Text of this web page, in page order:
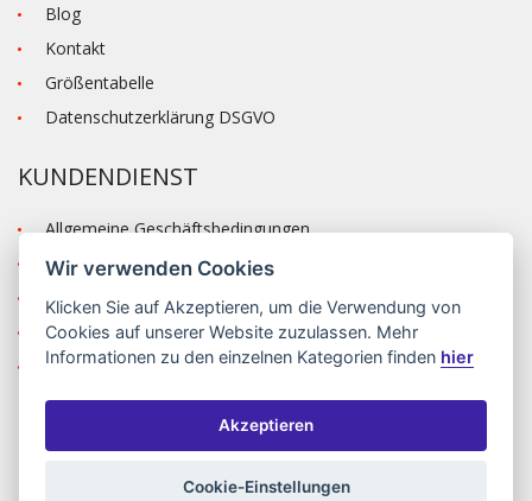
Blog
Kontakt
Größentabelle
Datenschutzerklärung DSGVO
KUNDENDIENST
Allgemeine Geschäftsbedingungen
Versand und Zahlung
Reklamation
Anmelden
Registrieren
©2026 MODA ČAPEK s.r.o. Made by INIZIO Internet media s.r.o.
Wir verwenden Cookies
Klicken Sie auf Akzeptieren, um die Verwendung von
Cookies auf unserer Website zuzulassen. Mehr
Informationen zu den einzelnen Kategorien finden hier
Akzeptieren
Cookie-Einstellungen